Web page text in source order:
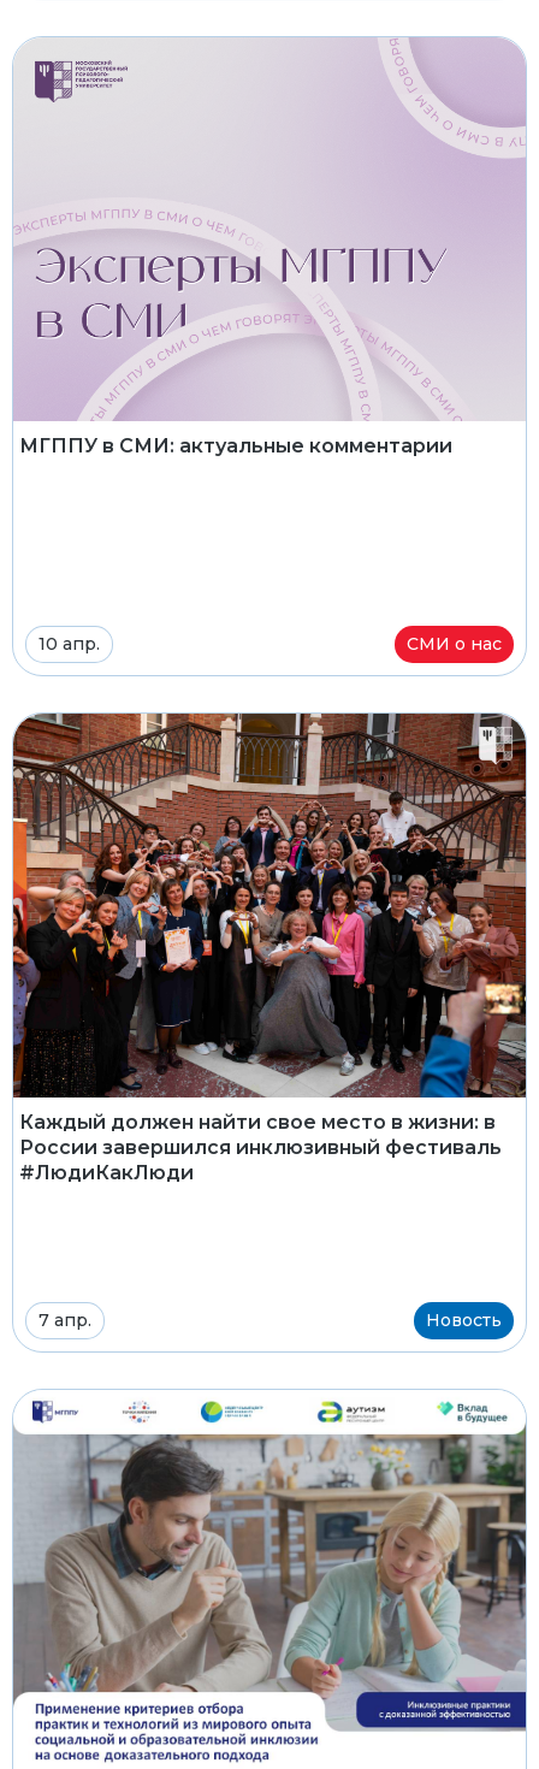
МГППУ в СМИ: актуальные комментарии
10 апр. СМИ о нас
Каждый должен найти свое место в жизни: в
России завершился инклюзивный фестиваль
#ЛюдиКакЛюди
7 апр. Новость